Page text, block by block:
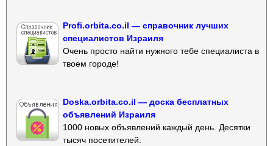
Profi.orbita.co.il — справочник лучших
специалистов Израиля
Очень просто найти нужного тебе специалиста в
твоем городе!
Doska.orbita.co.il — доска бесплатных
объявлений Израиля
1000 новых объявлений каждый день. Десятки
тысяч посетителей.